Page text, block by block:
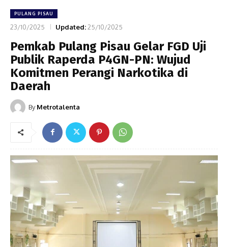
PULANG PISAU
23/10/2025 Updated:25/10/2025
Pemkab Pulang Pisau Gelar FGD Uji
Publik Raperda P4GN-PN: Wujud
Komitmen Perangi Narkotika di
Daerah
By Metrotalenta